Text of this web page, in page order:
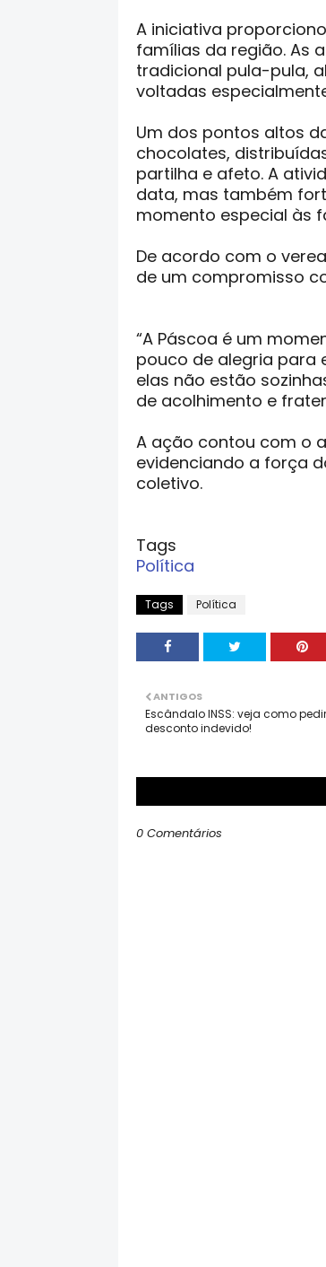
A iniciativa
famílias da região. As
tradicional pula-pula,
voltadas
Um dos pontos altos
chocolates,
partilha e afeto. A
data, mas também
momento especial às
De acordo com o
de um compromisso
“A Páscoa é um
pouco de alegria para
elas não estão
de acolhimento e
A ação contou com o
evidenciando a força
coletivo.
Tags
Política
Tags Política
ANTIGOS
Escândalo INSS: veja como
desconto indevido!
0 Comentários